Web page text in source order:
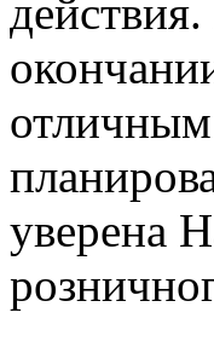
уверена